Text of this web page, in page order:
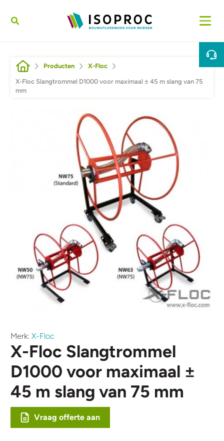
Kruimelpad
Producten X-Floc
X-Floc Slangtrommel D1000 voor maximaal ± 45 m slang van 75
mm
Merk:X-Floc
X-Floc Slangtrommel
D1000 voor maximaal ±
45 m slang van 75 mm
Vraag offerte aan